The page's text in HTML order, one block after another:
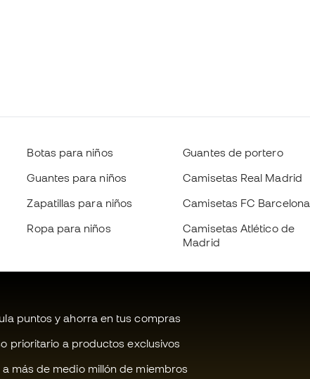
Botas para niños
Guantes para niños
Zapatillas para niños
Ropa para niños
Guantes de portero
Camisetas Real Madrid
Camisetas FC Barcelona
Camisetas Atlético de
Madrid
puntos y ahorra en tus compras
prioritario a productos exclusivos
a más de medio millón de miembros